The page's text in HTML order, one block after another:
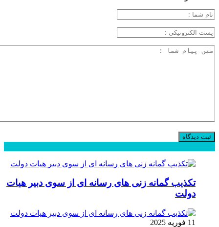
تکذیب گمانه زنی های رسانه ای از سوی دبیر هیات
دولت
11 فوریه 2025